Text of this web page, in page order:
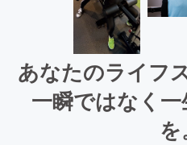
あなたのライフ
一瞬ではなく
を